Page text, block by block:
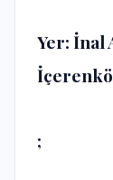
Yer: İnal
;